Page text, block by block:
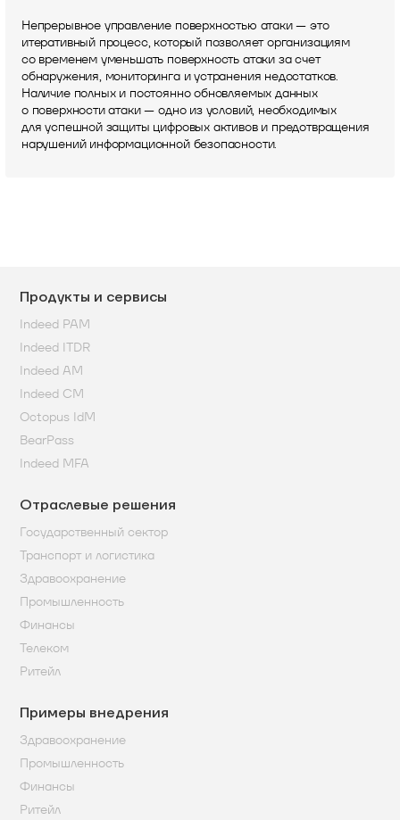
Непрерывное управление поверхностью атаки — это
итеративный процесс, который позволяет организациям
со временем уменьшать поверхность атаки за счет
обнаружения, мониторинга и устранения недостатков.
Наличие полных и постоянно обновляемых данных
о поверхности атаки — одно из условий, необходимых
для успешной защиты цифровых активов и предотвращения
нарушений информационной безопасности.
Продукты и сервисы
Indeed PAM
Indeed ITDR
Indeed AM
Indeed CM
Octopus IdM
BearPass
Indeed MFA
Отраслевые решения
Государственный сектор
Транспорт и логистика
Здравоохранение
Промышленность
Финансы
Телеком
Ритейл
Примеры внедрения
Здравоохранение
Промышленность
Финансы
Ритейл